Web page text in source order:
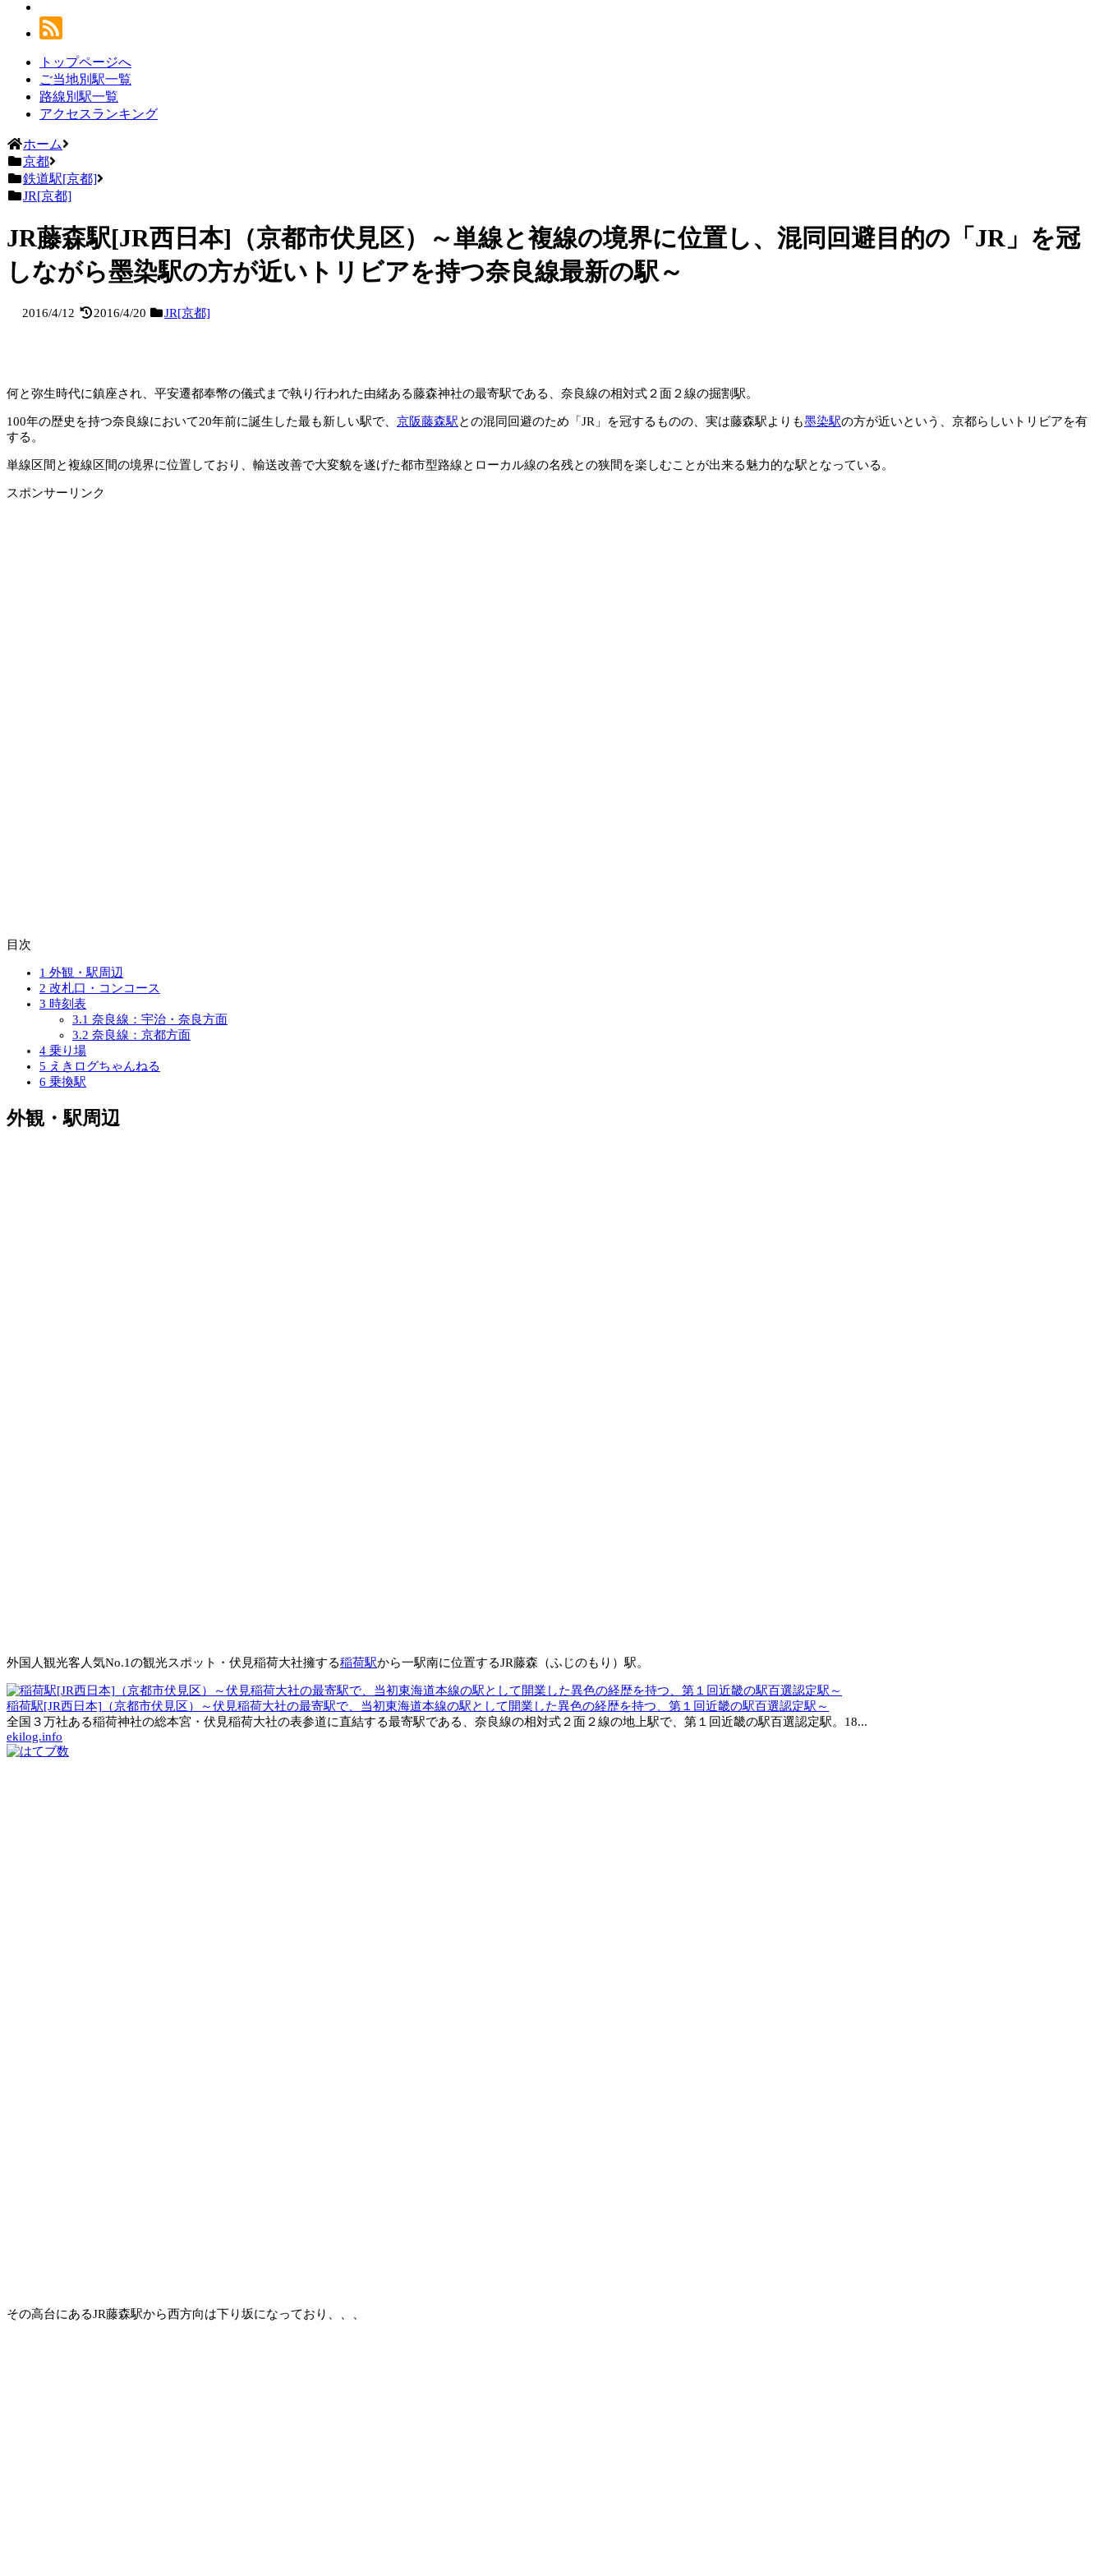
トップページへ
ご当地別駅一覧
路線別駅一覧
アクセスランキング
ホーム
京都
鉄道駅[京都]
JR[京都]
JR藤森駅[JR西日本]（京都市伏見区）～単線と複線の境界に位置し、混同回避目的の「JR」を冠
しながら墨染駅の方が近いトリビアを持つ奈良線最新の駅～
2016/4/12 2016/4/20 JR[京都]
何と弥生時代に鎮座され、平安遷都奉幣の儀式まで執り行われた由緒ある藤森神社の最寄駅である、奈良線の相対式２面２線の掘割駅。
100年の歴史を持つ奈良線において20年前に誕生した最も新しい駅で、 京阪藤森駅との混同回避のため「JR」を冠するものの、実は藤森駅よりも墨染駅の方が近いという、京都らしいトリビアを有
する。
単線区間と複線区間の境界に位置しており、輸送改善で大変貌を遂げた都市型路線とローカル線の名残との狭間を楽しむことが出来る魅力的な駅となっている。
スポンサーリンク
目次
1 外観・駅周辺
2 改札口・コンコース
3 時刻表
3.1 奈良線：宇治・奈良方面
3.2 奈良線：京都方面
4 乗り場
5 えきログちゃんねる
6 乗換駅
外観・駅周辺
外国人観光客人気No.1の観光スポット・伏見稲荷大社擁する稲荷駅から一駅南に位置するJR藤森（ふじのもり）駅。
稲荷駅[JR西日本]（京都市伏見区）～伏見稲荷大社の最寄駅で、当初東海道本線の駅として開業した異色の経歴を持つ、第１回近畿の駅百選認定駅～
全国３万社ある稲荷神社の総本宮・伏見稲荷大社の表参道に直結する最寄駅である、奈良線の相対式２面２線の地上駅で、第１回近畿の駅百選認定駅。18...
ekilog.info
その高台にあるJR藤森駅から西方向は下り坂になっており、、、